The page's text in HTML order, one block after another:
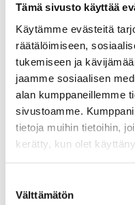
Tämä sivusto käyttää
Käytämme evästeitä
räätälöimiseen,
tukemiseen ja
jaamme sosiaalisen
alan kumppaneillemme
sivustoamme.
tietoja muihin tietoihin,
kerätty, kun olet
valinta
Välttämätön
Why
Job stability
There’s always a need
skilled workers are
Competitive Salaries
Whether you’re a
industry offers